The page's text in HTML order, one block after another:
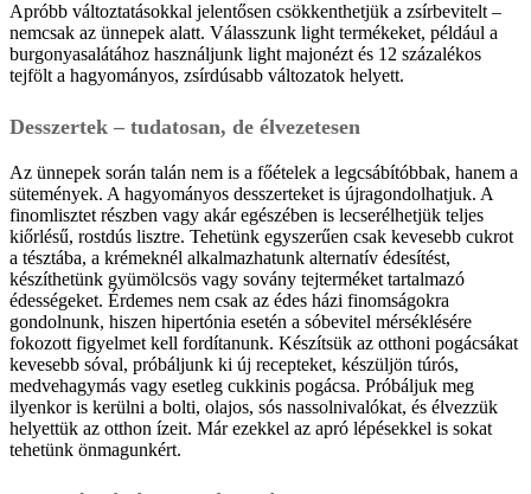
Apróbb változtatásokkal jelentősen csökkenthetjük a zsírbevitelt –
nemcsak az ünnepek alatt. Válasszunk light termékeket, például a
burgonyasalátához használjunk light majonézt és 12 százalékos
tejfölt a hagyományos, zsírdúsabb változatok helyett.
Desszertek – tudatosan, de élvezetesen
Az ünnepek során talán nem is a főételek a legcsábítóbbak, hanem a
sütemények. A hagyományos desszerteket is újragondolhatjuk. A
finomlisztet részben vagy akár egészében is lecserélhetjük teljes
kiőrlésű, rostdús lisztre. Tehetünk egyszerűen csak kevesebb cukrot
a tésztába, a krémeknél alkalmazhatunk alternatív édesítést,
készíthetünk gyümölcsös vagy sovány tejterméket tartalmazó
édességeket. Érdemes nem csak az édes házi finomságokra
gondolnunk, hiszen hipertónia esetén a sóbevitel mérséklésére
fokozott figyelmet kell fordítanunk. Készítsük az otthoni pogácsákat
kevesebb sóval, próbáljunk ki új recepteket, készüljön túrós,
medvehagymás vagy esetleg cukkinis pogácsa. Próbáljuk meg
ilyenkor is kerülni a bolti, olajos, sós nassolnivalókat, és élvezzük
helyettük az otthon ízeit. Már ezekkel az apró lépésekkel is sokat
tehetünk önmagunkért.